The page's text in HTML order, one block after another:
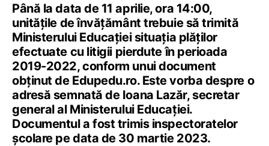
Până la data de 11 aprilie, ora 14:00,
unitățile de învățământ trebuie să trimită
Ministerului Educației situația plăților
efectuate cu litigii pierdute în perioada
2019-2022, conform unui document
obținut de Edupedu.ro. Este vorba despre o
adresă semnată de Ioana Lazăr, secretar
general al Ministerului Educației.
Documentul a fost trimis inspectoratelor
școlare pe data de 30 martie 2023.